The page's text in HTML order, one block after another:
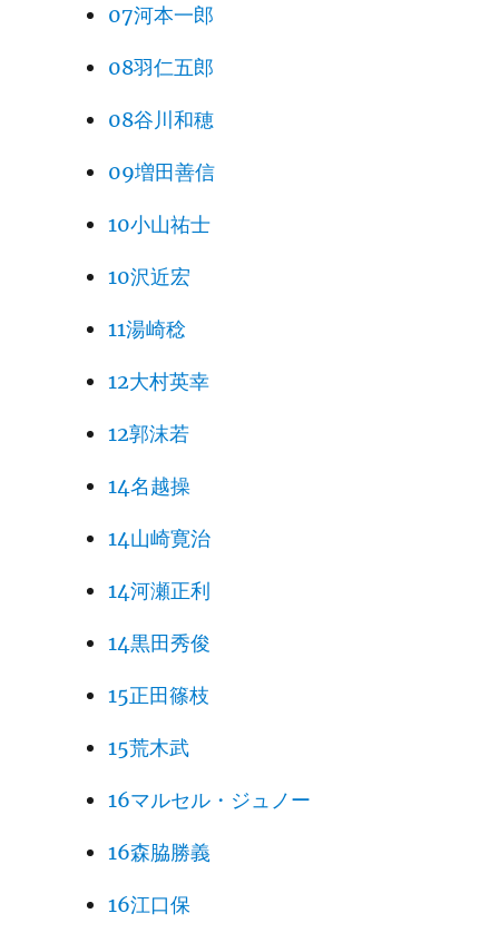
07河本一郎
08羽仁五郎
08谷川和穂
09増田善信
10小山祐士
10沢近宏
11湯崎稔
12大村英幸
12郭沫若
14名越操
14山崎寛治
14河瀬正利
14黒田秀俊
15正田篠枝
15荒木武
16マルセル・ジュノー
16森脇勝義
16江口保